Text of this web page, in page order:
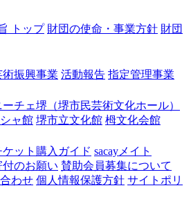
トップ 財団の使命・事業方針 財団
術振興事業 活動報告 指定管理事業
チェ堺（堺市民芸術文化ホール）
ャ館 堺市立文化館 栂文化会館
ケット購入ガイド sacayメイト
付のお願い 賛助会員募集について
わせ 個人情報保護方針 サイトポリ